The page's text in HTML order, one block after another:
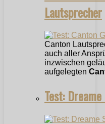
Lautsprecher
Canton
auch aller
inzwischen
aufgelegten
Test: